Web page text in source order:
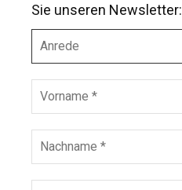
Sie unseren Newsletter:
r
e
e
r
n
m
c
h